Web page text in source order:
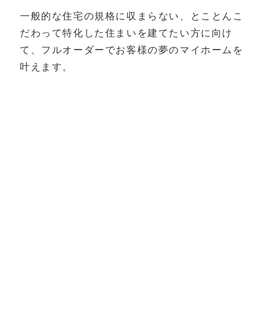
一般的な住宅の規格に収まらない、とことんこ
だわって特化した住まいを建てたい方に向け
て、フルオーダーでお客様の夢のマイホームを
叶えます。